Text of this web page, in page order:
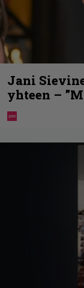
Jani
yhteen –